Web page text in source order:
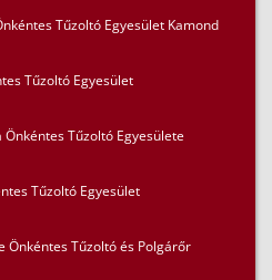
Tűzoltó Egyesület Kamond
Tűzoltó Egyesület
Tűzoltó Egyesülete
Tűzoltó Egyesület
Önkéntes Tűzoltó és Polgárőr